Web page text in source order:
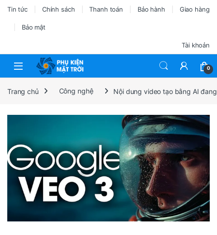
Tin tức Chính sách Thanh toán Bảo hành Giao hàng
Bảo mật
Tài khoản
0
Trang chủ Công nghệ Nội dung video tạo bằng AI